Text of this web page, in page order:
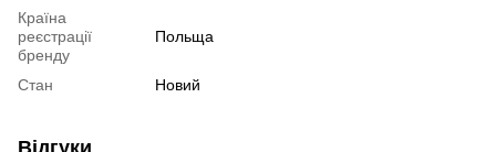
Країна
реєстрації
бренду
Польща
Стан Новий
Відгуки